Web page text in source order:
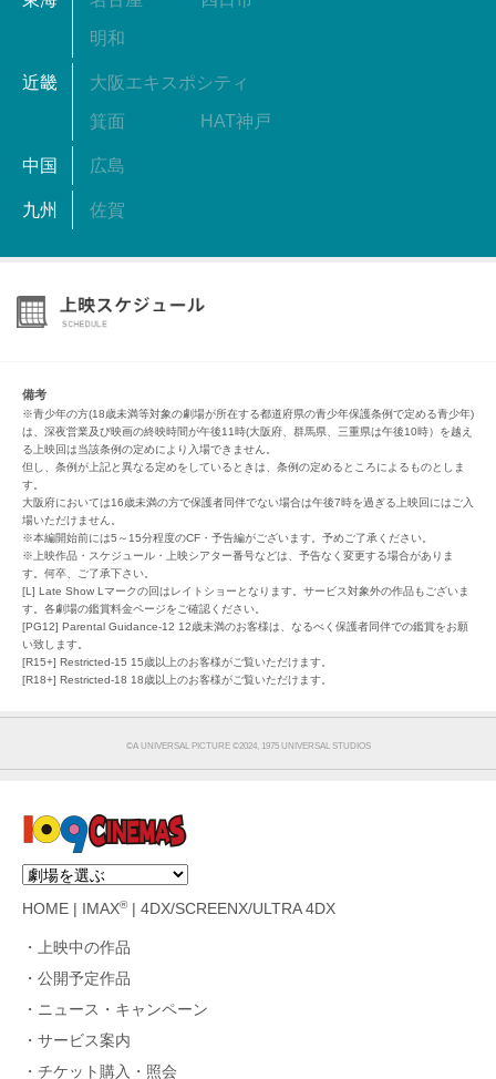
明和
近畿 大阪エキスポシティ
箕面 HAT神戸
中国 広島
九州 佐賀
備考
※青少年の方(18歳未満等対象の劇場が所在する都道府県の青少年保護条例で定める青少年)
は、深夜営業及び映画の終映時間が午後11時(大阪府、群馬県、三重県は午後10時）を越え
る上映回は当該条例の定めにより入場できません。
但し、条例が上記と異なる定めをしているときは、条例の定めるところによるものとしま
す。
大阪府においては16歳未満の方で保護者同伴でない場合は午後7時を過ぎる上映回にはご入
場いただけません。
※本編開始前には5～15分程度のCF・予告編がございます。予めご了承ください。
※上映作品・スケジュール・上映シアター番号などは、予告なく変更する場合がありま
す。何卒、ご了承下さい。
[L] Late Show Lマークの回はレイトショーとなります。サービス対象外の作品もございま
す。各劇場の鑑賞料金ページをご確認ください。
[PG12] Parental Guidance-12 12歳未満のお客様は、なるべく保護者同伴での鑑賞をお願
い致します。
[R15+] Restricted-15 15歳以上のお客様がご覧いただけます。
[R18+] Restricted-18 18歳以上のお客様がご覧いただけます。
©︎A UNIVERSAL PICTURE ©2024, 1975 UNIVERSAL STUDIOS
HOME IMAX®| 4DX/SCREENX/ULTRA 4DX
上映中の作品
公開予定作品
ニュース・キャンペーン
サービス案内
チケット購入・照会